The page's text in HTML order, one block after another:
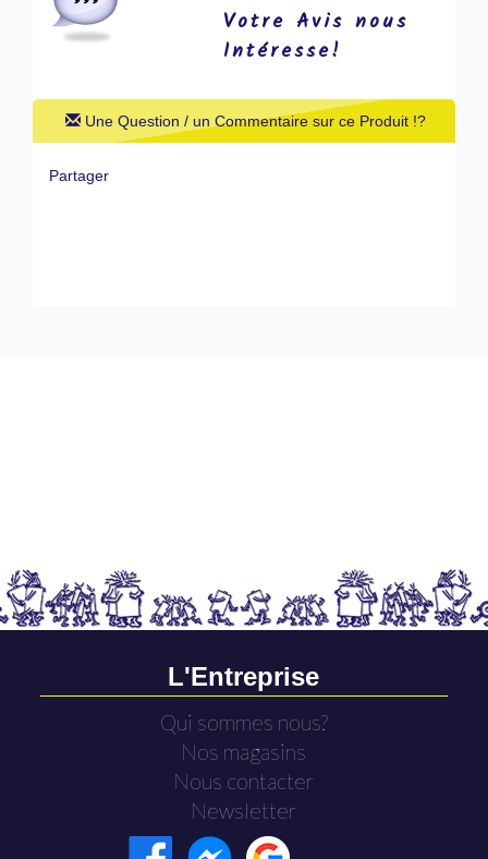
Votre Avis nous
Intéresse!
Une Question / un Commentaire sur ce Produit !?
Partager
L'Entreprise
Qui sommes nous?
Nos magasins
Nous contacter
Newsletter